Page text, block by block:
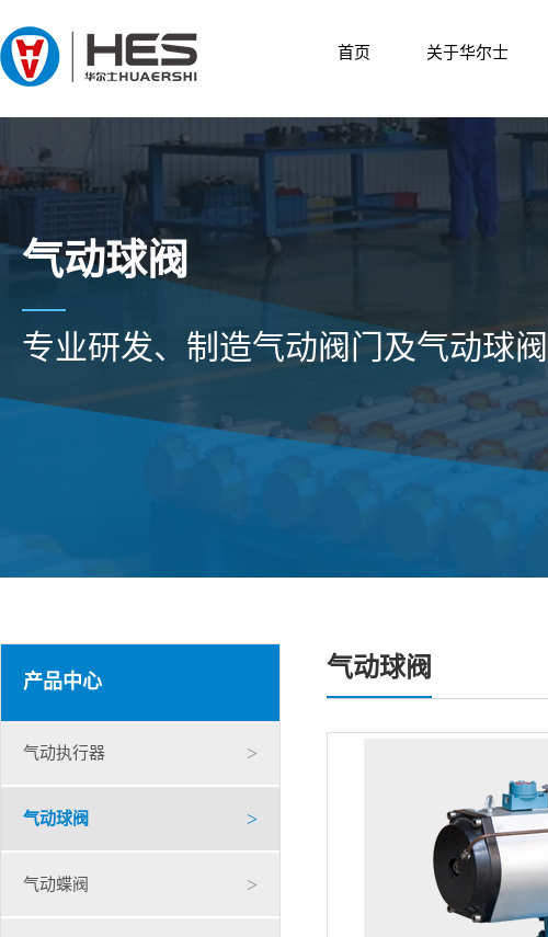
首页 关于华尔士
气动球阀
专业研发、制造气动阀门及气动球阀
产品中心
气动执行器 >
气动球阀 >
气动蝶阀 >
气动球阀